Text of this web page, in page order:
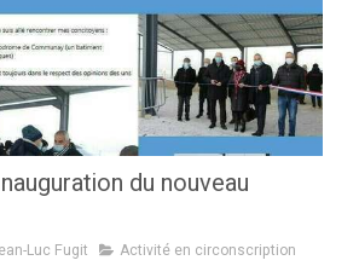
du nouveau
Luc Fugit Activité en circonscription